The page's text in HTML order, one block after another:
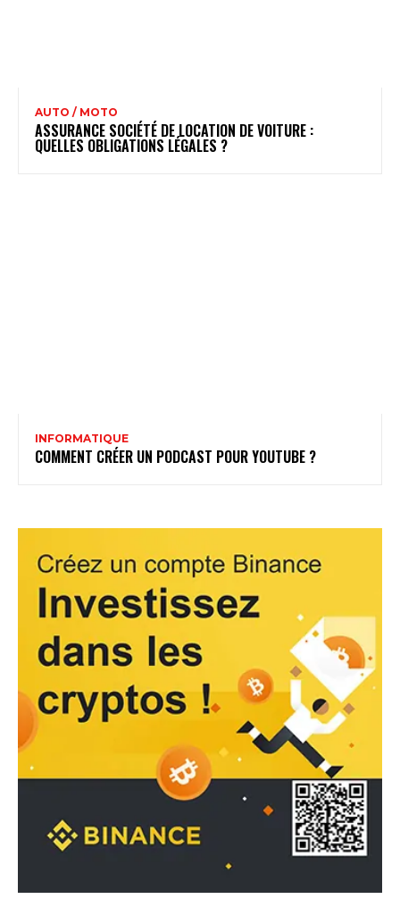
AUTO / MOTO
ASSURANCE SOCIÉTÉ DE LOCATION DE VOITURE :
QUELLES OBLIGATIONS LÉGALES ?
INFORMATIQUE
COMMENT CRÉER UN PODCAST POUR YOUTUBE ?